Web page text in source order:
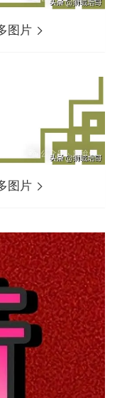
图片
图片